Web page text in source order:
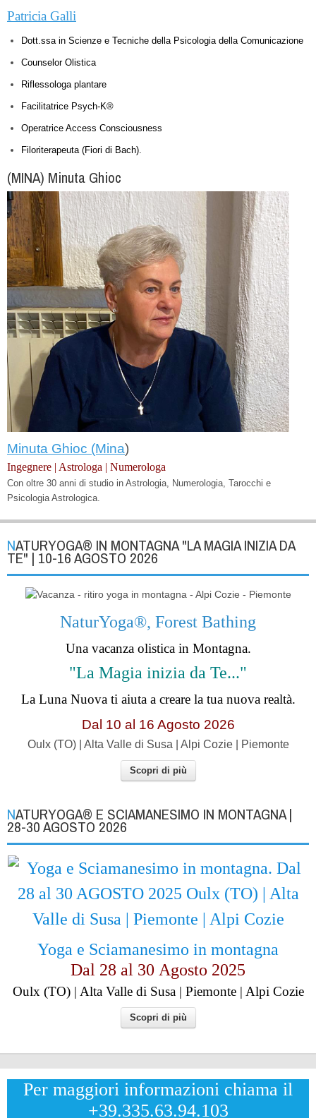
Patricia Galli
Dott.ssa in Scienze e Tecniche della Psicologia della Comunicazione
Counselor Olistica
Riflessologa plantare
Facilitatrice Psych-K®
Operatrice Access Consciousness
Filoriterapeuta (Fiori di Bach).
(MINA) Minuta Ghioc
Minuta Ghioc (Mina)
Ingegnere | Astrologa | Numerologa
Con oltre 30 anni di studio in Astrologia, Numerologia, Tarocchi e
Psicologia Astrologica.
NATURYOGA® IN MONTAGNA "LA MAGIA INIZIA DA
TE" | 10-16 AGOSTO 2026
NaturYoga®, Forest Bathing
Una vacanza olistica in Montagna.
"La Magia inizia da Te..."
La Luna Nuova ti aiuta a creare la tua nuova realtà.
Dal 10 al 16 Agosto 2026
Oulx (TO) | Alta Valle di Susa | Alpi Cozie | Piemonte
Scopri di più
NATURYOGA® E SCIAMANESIMO IN MONTAGNA |
28-30 AGOSTO 2026
Yoga e Sciamanesimo in montagna
Dal 28 al 30 Agosto 2025
Oulx (TO) | Alta Valle di Susa | Piemonte | Alpi Cozie
Scopri di più
Per maggiori informazioni chiama il
+39.335.63.94.103